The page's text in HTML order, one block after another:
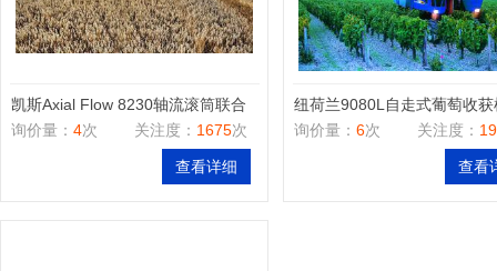
凯斯Axial Flow 8230轴流滚筒联合
收割机
询价量： 4次 关注度： 1675次
查看详细
纽荷兰9080L自走式葡萄收获
询价量： 6次 关注度：
查看